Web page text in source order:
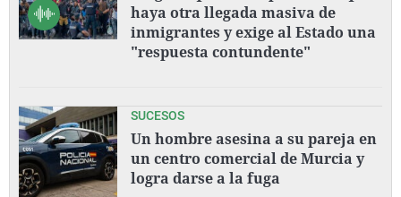
haya otra llegada masiva de
inmigrantes y exige al Estado una
"respuesta contundente"
SUCESOS
Un hombre asesina a su pareja en
un centro comercial de Murcia y
logra darse a la fuga